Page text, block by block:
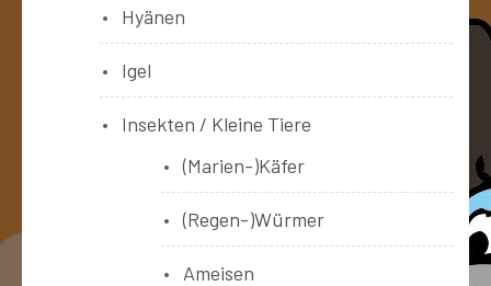
Hyänen
Igel
Insekten / Kleine Tiere
(Marien-)Käfer
(Regen-)Würmer
Ameisen